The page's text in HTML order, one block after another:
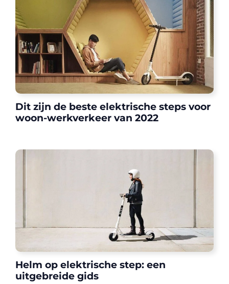
Dit zijn de beste elektrische steps voor
woon-werkverkeer van 2022
Helm op elektrische step: een
uitgebreide gids